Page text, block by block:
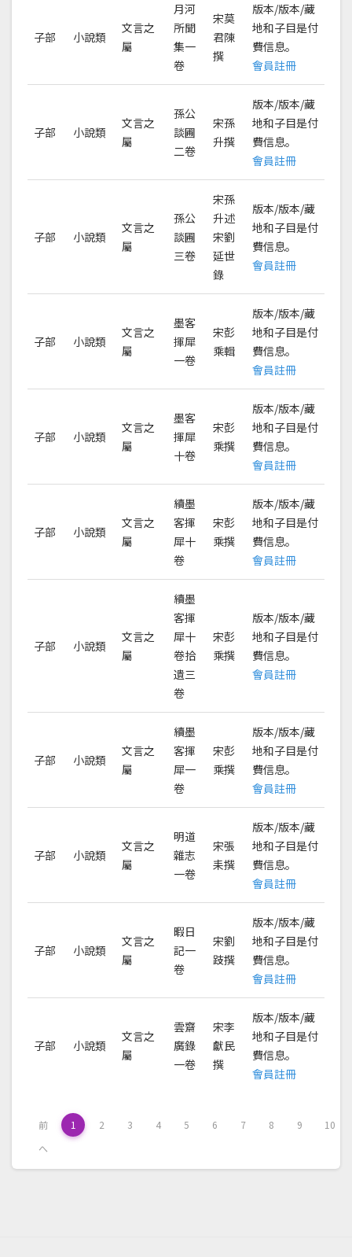
子部 小說類
文言之
屬
月河
所聞
集一
卷
宋莫
君陳
撰
版本/版本/藏
地和子目是付
費信息。
會員註冊
子部 小說類
文言之
屬
孫公
談圃
二卷
宋孫
升撰
版本/版本/藏
地和子目是付
費信息。
會員註冊
子部 小說類
文言之
屬
孫公
談圃
三卷
宋孫
升述
宋劉
延世
錄
版本/版本/藏
地和子目是付
費信息。
會員註冊
子部 小說類
文言之
屬
墨客
揮犀
一卷
宋彭
乘輯
版本/版本/藏
地和子目是付
費信息。
會員註冊
子部 小說類
文言之
屬
墨客
揮犀
十卷
宋彭
乘撰
版本/版本/藏
地和子目是付
費信息。
會員註冊
子部 小說類
文言之
屬
續墨
客揮
犀十
卷
宋彭
乘撰
版本/版本/藏
地和子目是付
費信息。
會員註冊
子部 小說類
文言之
屬
續墨
客揮
犀十
卷拾
遺三
卷
宋彭
乘撰
版本/版本/藏
地和子目是付
費信息。
會員註冊
子部 小說類
文言之
屬
續墨
客揮
犀一
卷
宋彭
乘撰
版本/版本/藏
地和子目是付
費信息。
會員註冊
子部 小說類
文言之
屬
明道
雜志
一卷
宋張
耒撰
版本/版本/藏
地和子目是付
費信息。
會員註冊
子部 小說類
文言之
屬
暇日
記一
卷
宋劉
跂撰
版本/版本/藏
地和子目是付
費信息。
會員註冊
子部 小說類
文言之
屬
雲齋
廣錄
一卷
宋李
獻民
撰
版本/版本/藏
地和子目是付
費信息。
會員註冊
前
へ
1 2 3 4 5 6 7 8 9 10